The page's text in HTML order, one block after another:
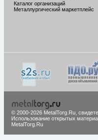
Каталог организаций
Металлургический маркетплейс
© 2000-2026 MetalTorg.Ru,
Использование открытых
MetalTorg.Ru